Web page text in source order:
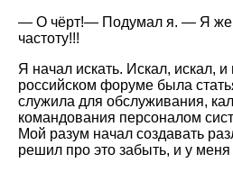
— О чёрт!— Подумал я. — Я же
частоту!!!
Я начал искать. Искал, искал,
российском форуме была
служила для обслуживания,
командования персоналом
Мой разум начал создавать
решил про это забыть, и у меня